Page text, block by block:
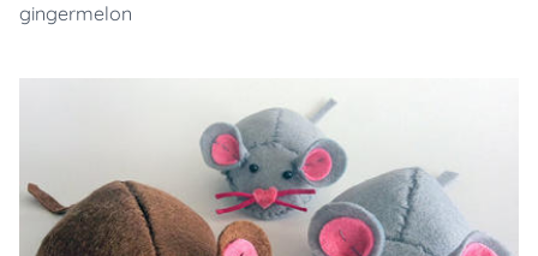
gingermelon